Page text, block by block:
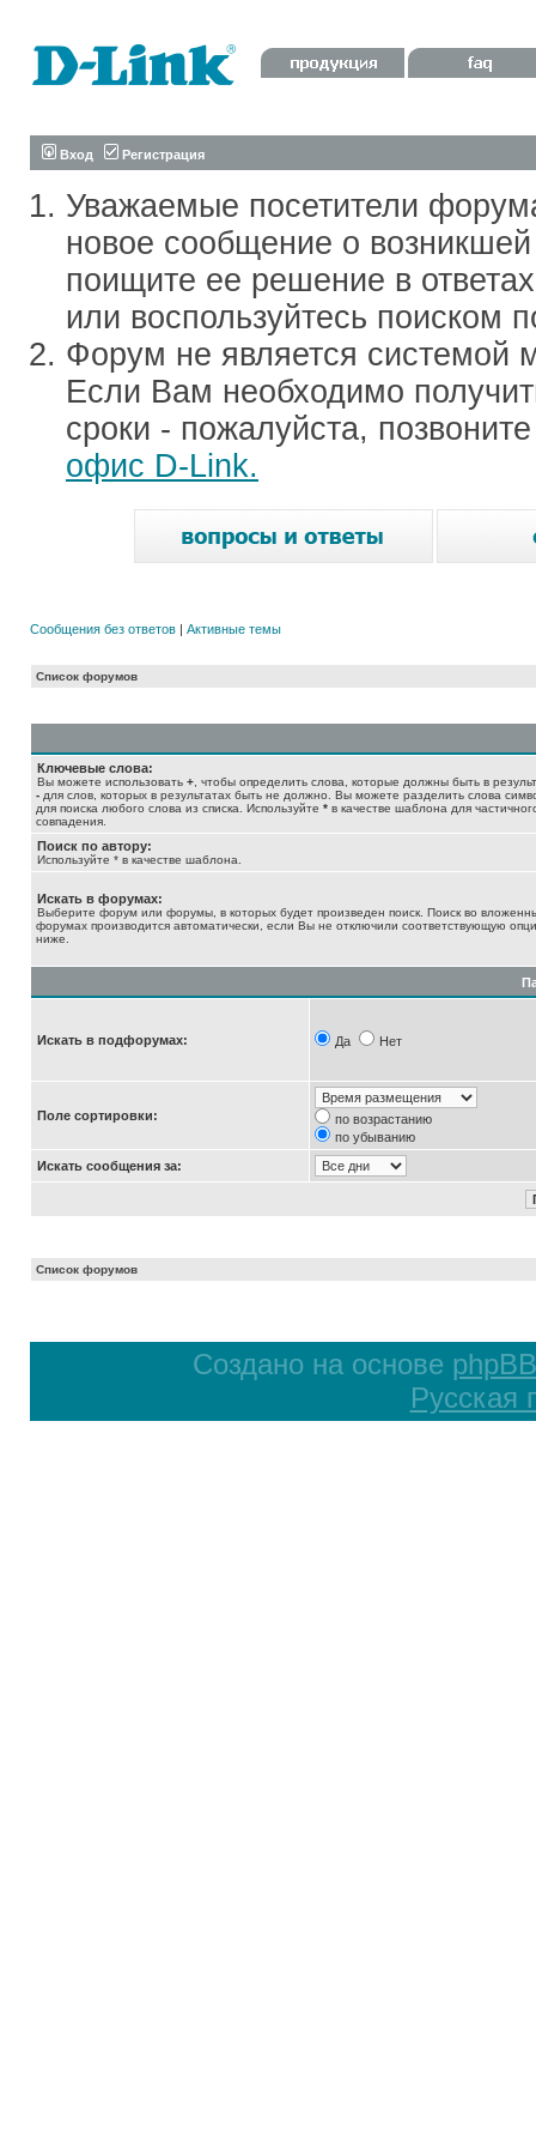
Вход Регистрация
Уважаемые посетители
новое сообщение о
поищите ее решение в
или воспользуйтесь поиском
Форум не является системой
Если Вам необходимо
сроки - пожалуйста,
офис D-Link.
Сообщения без ответов | Активные темы
Список форумов
Ключевые слова:
Вы можете использовать + , чтобы определить слова, которые должны быть в
- для слов, которых в результатах быть не должно. Вы можете разделить слова
для поиска любого слова из списка. Используйте * в качестве шаблона для
совпадения.
Поиск по автору:
Используйте * в качестве шаблона.
Искать в форумах:
Выберите форум или форумы, в которых будет произведен поиск. Поиск во
форумах производится автоматически, если Вы не отключили соответствующую
ниже.
Искать в подфорумах: Да Нет
Поле сортировки:
по возрастанию
по убыванию
Искать сообщения за:
Список форумов
Создано на основе phpBB
Русская